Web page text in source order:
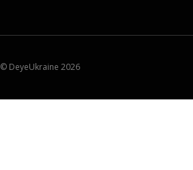
© DeyeUkraine 2026